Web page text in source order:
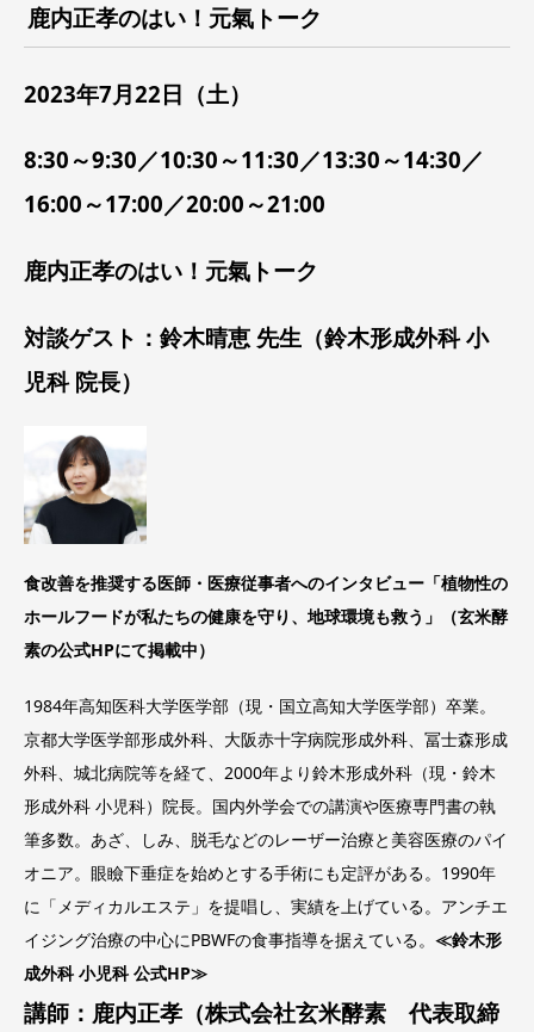
鹿内正孝のはい！元氣トーク
2023年7月22日（土）
8:30～9:30／10:30～11:30／13:30～14:30／
16:00～17:00／20:00～21:00
鹿内正孝のはい！元氣トーク
対談ゲスト：鈴木晴恵 先生（鈴木形成外科 小
児科 院長）
食改善を推奨する医師・医療従事者へのインタビュー「植物性の
ホールフードが私たちの健康を守り、地球環境も救う」（玄米酵
素の公式HPにて掲載中）
1984年高知医科大学医学部（現・国立高知大学医学部）卒業。
京都大学医学部形成外科、大阪赤十字病院形成外科、冨士森形成
外科、城北病院等を経て、2000年より鈴木形成外科（現・鈴木
形成外科 小児科）院長。国内外学会での講演や医療専門書の執
筆多数。あざ、しみ、脱毛などのレーザー治療と美容医療のパイ
オニア。眼瞼下垂症を始めとする手術にも定評がある。1990年
に「メディカルエステ」を提唱し、実績を上げている。アンチエ
イジング治療の中心にPBWFの食事指導を据えている。 ≪鈴木形
成外科 小児科 公式HP≫
講師：鹿内正孝（株式会社玄米酵素 代表取締